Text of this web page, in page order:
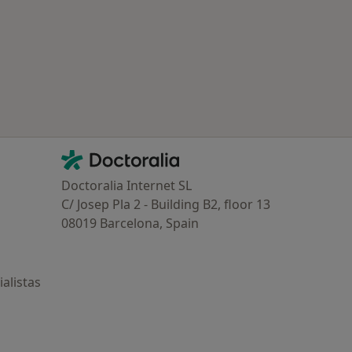
Contacto
Doctoralia - Página de inicio
Doctoralia Internet SL
C/ Josep Pla 2 - Building B2, floor 13
08019 Barcelona, Spain